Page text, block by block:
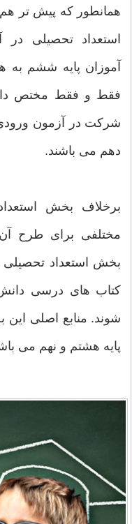
همانطور که پیش تر
استعداد تحصیلی
آموزان پایه ششم به
فقط و فقط مختص
شرکت در آزمون
دهم می باشند.
برخلاف بخش
مختلفی برای طرح
بخش استعداد
کتاب های درسی
شوند. منابع اصلی
پایه هشتم و نهم می